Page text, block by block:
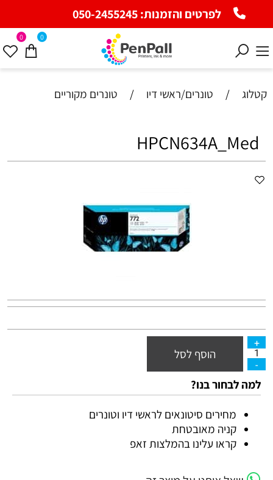
לפרטים והזמנות:050-2455245
0 0
קטלוג / טונרים/ראשי דיו / טונרים מקוריים
HPCN634A_Med
הוסף לסל
למה לבחור בנו?
מחירים סיטונאים לראשי דיו וטונרים
קניה מאובטחת
קראו עלינו בהמלצות זאפ